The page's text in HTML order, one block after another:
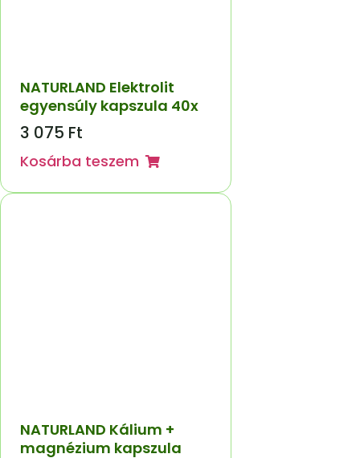
NATURLAND Elektrolit
egyensúly kapszula 40x
3 075 Ft
Kosárba teszem
NATURLAND Kálium +
magnézium kapszula